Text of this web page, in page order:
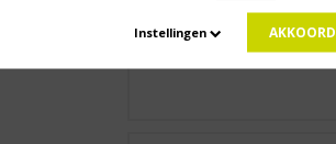
POWERBANK WS104
Instellingen AKKOORD